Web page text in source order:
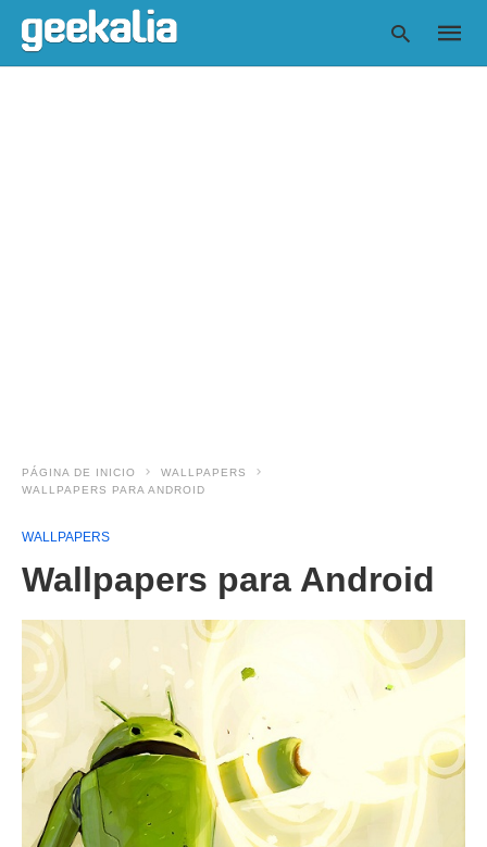
PÁGINA DE INICIO
WALLPAPERS
WALLPAPERS PARA ANDROID
WALLPAPERS
Wallpapers para Android